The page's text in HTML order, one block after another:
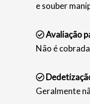
e souber
Avaliação
Não é
Geralmente